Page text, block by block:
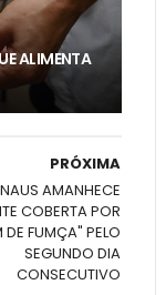
ALIMENTA
PRÓXIMA
AMANHECE
COBERTA POR
DE FUMÇA" PELO
SEGUNDO DIA
CONSECUTIVO